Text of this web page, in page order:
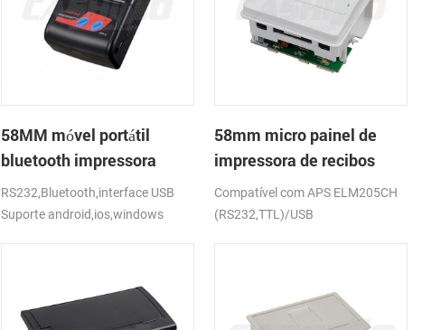
58MM móvel portátil
bluetooth impressora
térmica PTP-II
RS232,Bluetooth,interface USB
Suporte android,ios,windows
58mm micro painel de
impressora de recibos
térmica CSN-A1
Compatível com APS ELM205CH
(RS232,TTL)/USB